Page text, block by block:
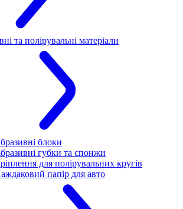
та полірувальні матеріали
блоки
губки та спонжи
для полірувальних кругів
папір для авто